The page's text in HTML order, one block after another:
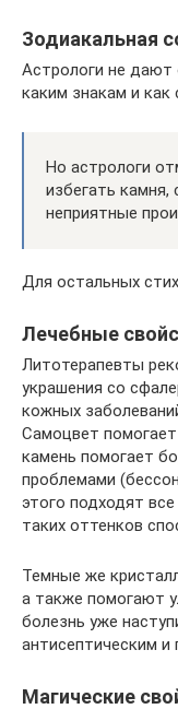
Зодиакальная
Астрологи не дают
каким знакам и как
Но астрологи
избегать
неприятные
Для остальных
Лечебные
Литотерапевты
украшения со
кожных
Самоцвет
камень помогает
проблемами
этого подходят
таких оттенков
Темные же
а также помогают
болезнь уже
антисептическим и
Магические